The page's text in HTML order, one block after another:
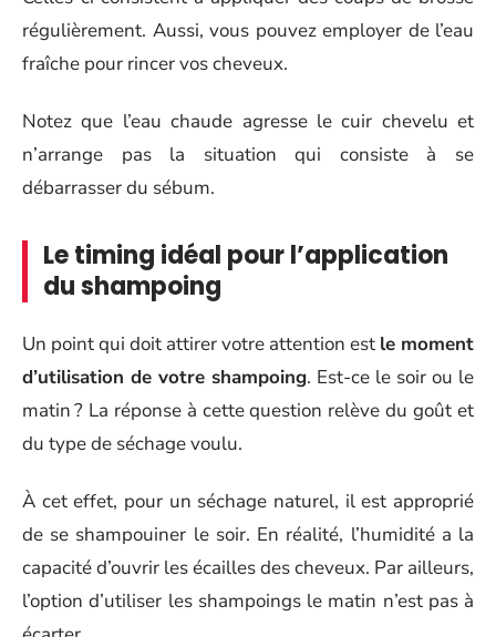
régulièrement. Aussi, vous pouvez employer de l’eau
fraîche pour rincer vos cheveux.
Notez que l’eau chaude agresse le cuir chevelu et
n’arrange pas la situation qui consiste à se
débarrasser du sébum.
Le timing idéal pour l’application
du shampoing
Un point qui doit attirer votre attention est le moment
d’utilisation de votre shampoing. Est-ce le soir ou le
matin ? La réponse à cette question relève du goût et
du type de séchage voulu.
À cet effet, pour un séchage naturel, il est approprié
de se shampouiner le soir. En réalité, l’humidité a la
capacité d’ouvrir les écailles des cheveux. Par ailleurs,
l’option d’utiliser les shampoings le matin n’est pas à